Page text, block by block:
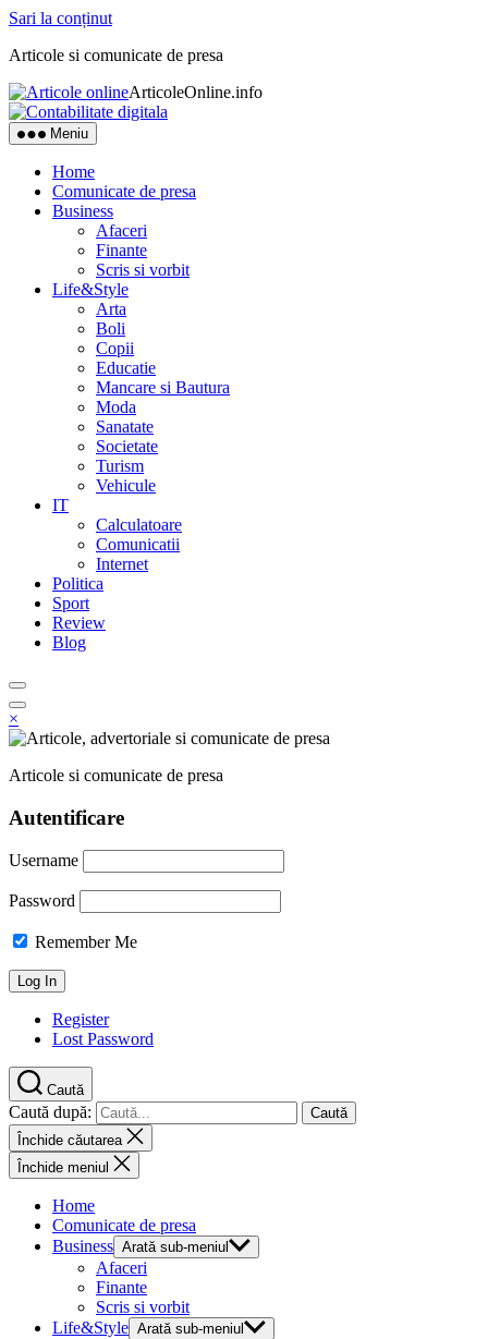
Sari la conținut
Articole si comunicate de presa
ArticoleOnline.info
Meniu
Home
Comunicate de presa
Business
Afaceri
Finante
Scris si vorbit
Life&Style
Arta
Boli
Copii
Educatie
Mancare si Bautura
Moda
Sanatate
Societate
Turism
Vehicule
IT
Calculatoare
Comunicatii
Internet
Politica
Sport
Review
Blog
×
Articole si comunicate de presa
Autentificare
Username
Password
Remember Me
Register
Lost Password
Caută
Caută după:
Închide căutarea
Închide meniul
Home
Comunicate de presa
Business Arată sub-meniul
Afaceri
Finante
Scris si vorbit
Life&Style Arată sub-meniul